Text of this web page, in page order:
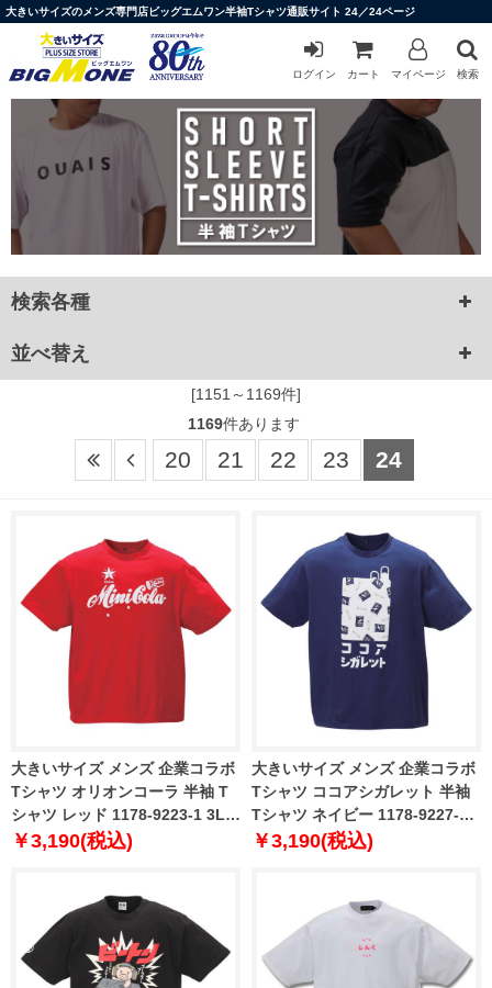
大きいサイズのメンズ専門店ビッグエムワン半袖Tシャツ通販サイト 24／24ページ
ログイン カート マイページ 検索
検索各種
並べ替え
[1151～1169件]
1169件あります
20 21 22 23 24
大きいサイズ メンズ 企業コラボ
Tシャツ オリオンコーラ 半袖 T
シャツ レッド 1178-9223-1 3L
4L 5L 6L 8L
￥3,190(税込)
大きいサイズ メンズ 企業コラボ
Tシャツ ココアシガレット 半袖
Tシャツ ネイビー 1178-9227-1
3L 4L 5L 6L 8L
￥3,190(税込)